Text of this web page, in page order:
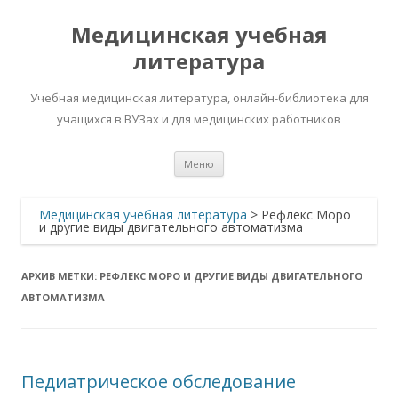
Медицинская учебная
литература
Учебная медицинская литература, онлайн-библиотека для
учащихся в ВУЗах и для медицинских работников
Меню
Медицинская учебная литература > Рефлекс Моро
и другие виды двигательного автоматизма
АРХИВ МЕТКИ: РЕФЛЕКС МОРО И ДРУГИЕ ВИДЫ ДВИГАТЕЛЬНОГО
АВТОМАТИЗМА
Педиатрическое обследование